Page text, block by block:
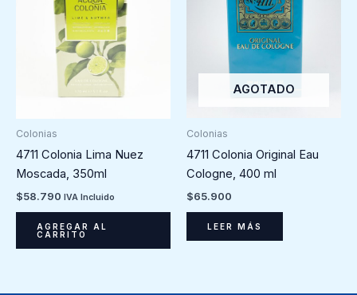
Colonias
4711 Colonia Lima Nuez
Moscada, 350ml
$58.790 IVA Incluido
AGREGAR AL
CARRITO
AGOTADO
Colonias
4711 Colonia Original Eau
Cologne, 400 ml
$65.900
LEER MÁS